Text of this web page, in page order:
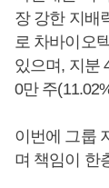
장 강한 지배
로 차바이오
있으며, 지분
0만 주
이번에 그룹
며 책임이 한